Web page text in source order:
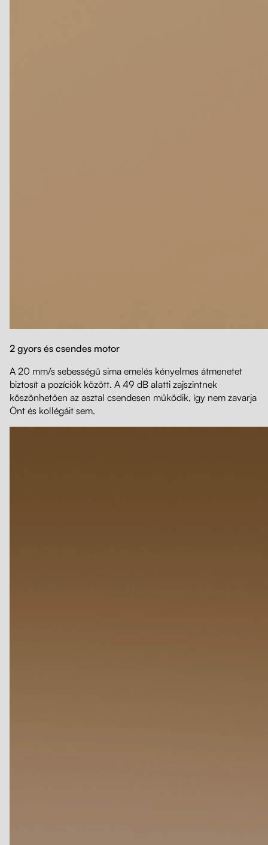
2 gyors és csendes motor
A 20 mm/s sebességű sima emelés kényelmes átmenetet
biztosít a pozíciók között. A 49 dB alatti zajszintnek
köszönhetően az asztal csendesen működik, így nem zavarja
Önt és kollégáit sem.